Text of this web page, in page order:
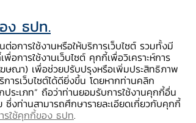
นวัตกรรมภาคการเงิน สตางค์ Story
ช่วยเหลือ / ร้องเรียน EN
ง ธปท.
อการใช้งานหรือให้บริการเว็บไซต์ รวมทั้งมี
อการใช้งานเว็บไซต์ คุกกี้เพื่อวิเคราะห์การ
ฆษณา) เพื่อช่วยปรับปรุงหรือเพิ่มประสิทธิภาพ
การเว็บไซต์ได้ดียิ่งขึ้น โดยหากท่านคลิก
ระเภท” ถือว่าท่านยอมรับการใช้งานคุกกี้อื่น
งท่านสามารถศึกษารายละเอียดเกี่ยวกับคุกกี้
รใช้คุกกี้ของ ธปท.